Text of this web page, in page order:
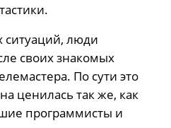
ситуаций, люди
своих знакомых
По сути это
ценилась так же, как
программисты и